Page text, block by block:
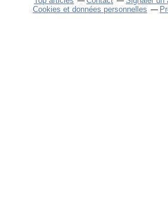
Cookies et données personnelles